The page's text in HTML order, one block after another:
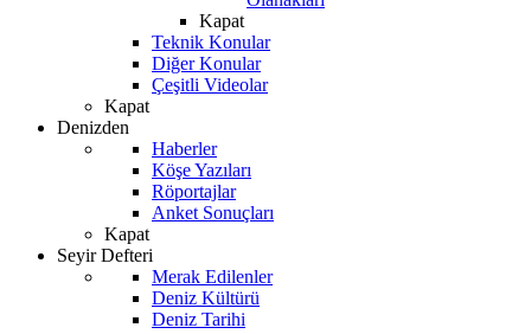
Kapat
Teknik Konular
Diğer Konular
Çeşitli Videolar
Kapat
Denizden
Haberler
Köşe Yazıları
Röportajlar
Anket Sonuçları
Kapat
Seyir Defteri
Merak Edilenler
Deniz Kültürü
Deniz Tarihi